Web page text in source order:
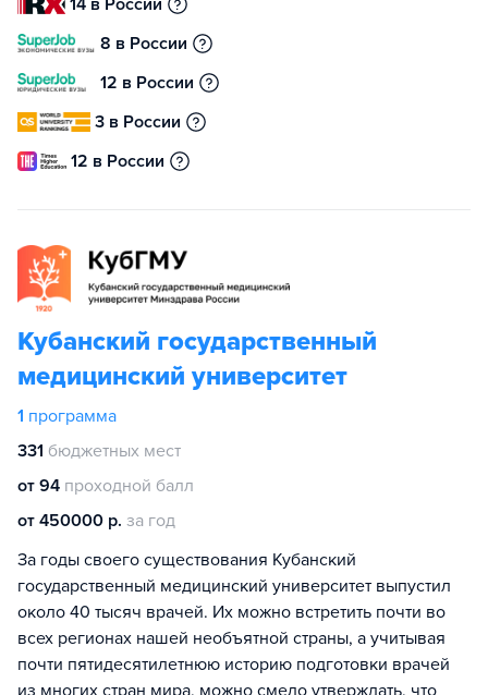
14 в России
8 в России
12 в России
3 в России
12 в России
Кубанский государственный
медицинский университет
1 программа
331 бюджетных мест
от 94 проходной балл
от 450000 р. за год
За годы своего существования Кубанский
государственный медицинский университет выпустил
около 40 тысяч врачей. Их можно встретить почти во
всех регионах нашей необъятной страны, а учитывая
почти пятидесятилетнюю историю подготовки врачей
из многих стран мира, можно смело утверждать, что